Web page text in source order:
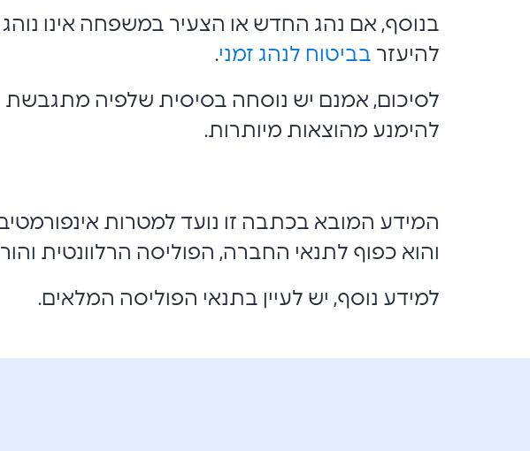
בנוסף, אם נהג החדש או הצעיר במשפחה אינו
להיעזר בביטוח לנהג זמני.
לסיכום, אמנם יש נוסחה בסיסית שלפיה
להימנע מהוצאות מיותרות.
המידע המובא בכתבה זו נועד למטרות
והוא כפוף לתנאי החברה, הפוליסה הרלוונטית
למידע נוסף, יש לעיין בתנאי הפוליסה המלאים.